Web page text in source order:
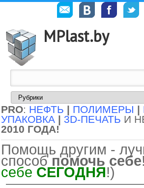
MPlast.by
PRO: НЕФТЬ | ПОЛИМЕРЫ |
УПАКОВКА | 3D-ПЕЧАТЬ И
2010 ГОДА!
Помощь другим -
способ помочь себе!
себе СЕГОДНЯ!)